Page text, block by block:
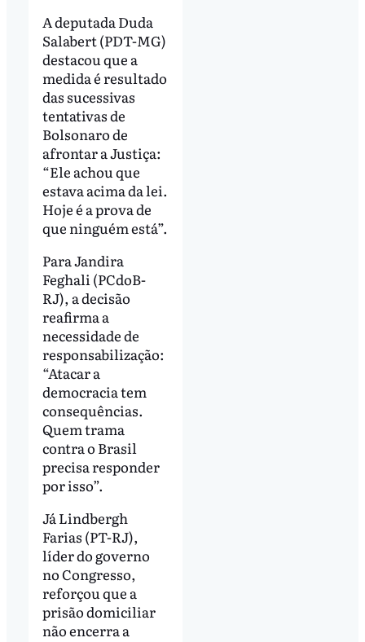
A deputada Duda
Salabert (PDT-MG)
destacou que a
medida é resultado
das sucessivas
tentativas de
Bolsonaro de
afrontar a Justiça:
“Ele achou que
estava acima da lei.
Hoje é a prova de
que ninguém está”.
Para Jandira
Feghali (PCdoB-
RJ), a decisão
reafirma a
necessidade de
responsabilização:
“Atacar a
democracia tem
consequências.
Quem trama
contra o Brasil
precisa responder
por isso”.
Já Lindbergh
Farias (PT-RJ),
líder do governo
no Congresso,
reforçou que a
prisão domiciliar
não encerra a